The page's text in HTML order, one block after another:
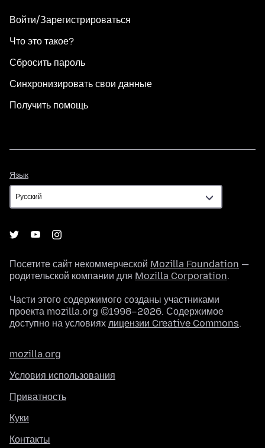
Войти/Зарегистрироваться
Что это такое?
Сбросить пароль
Синхронизировать свои данные
Получить помощь
Язык
Посетите сайт некоммерческой Mozilla Foundation —
родительской компании для Mozilla Corporation.
Части этого содержимого созданы участниками
проекта mozilla.org ©1998–2026. Содержимое
доступно на условиях лицензии Creative Commons.
mozilla.org
Условия использования
Приватность
Куки
Контакты